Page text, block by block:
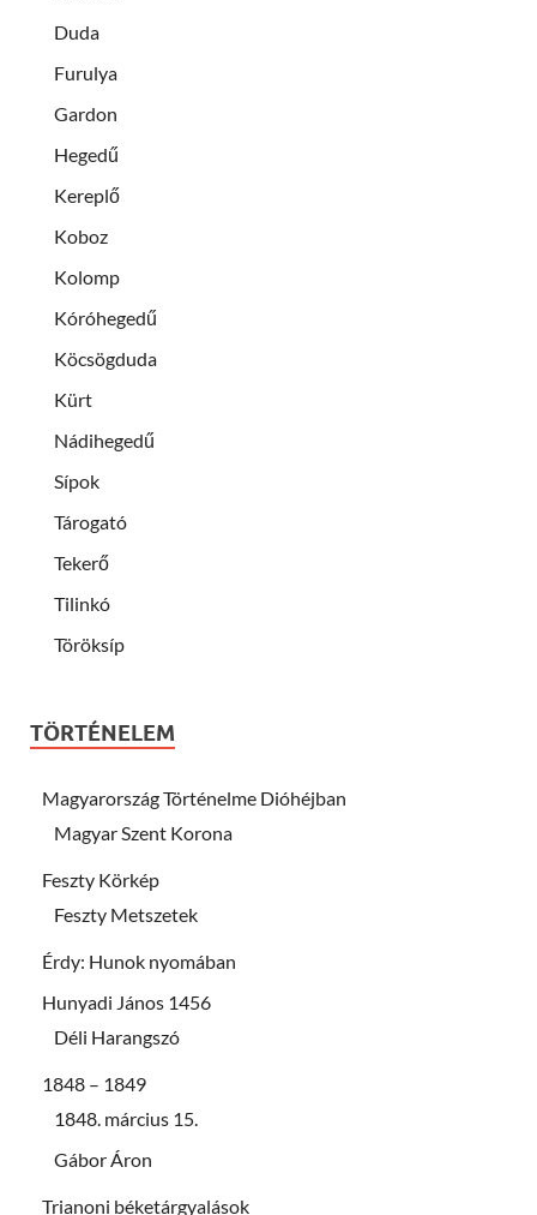
Duda
Furulya
Gardon
Hegedű
Kereplő
Koboz
Kolomp
Kóróhegedű
Köcsögduda
Kürt
Nádihegedű
Sípok
Tárogató
Tekerő
Tilinkó
Töröksíp
TÖRTÉNELEM
Magyarország Történelme Dióhéjban
Magyar Szent Korona
Feszty Körkép
Feszty Metszetek
Érdy: Hunok nyomában
Hunyadi János 1456
Déli Harangszó
1848 – 1849
1848. március 15.
Gábor Áron
Trianoni béketárgyalások